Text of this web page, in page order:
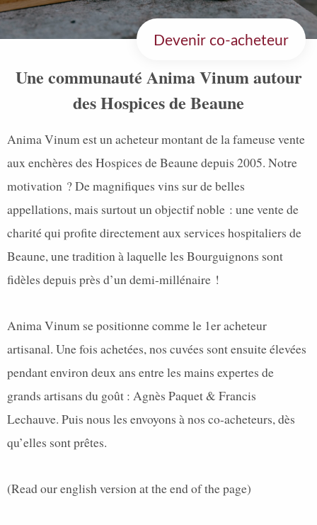
Devenir co-acheteur
Une communauté Anima Vinum autour
des Hospices de Beaune
Anima Vinum est un acheteur montant de la fameuse vente
aux enchères des Hospices de Beaune depuis 2005. Notre
motivation ? De magnifiques vins sur de belles
appellations, mais surtout un objectif noble : une vente de
charité qui profite directement aux services hospitaliers de
Beaune, une tradition à laquelle les Bourguignons sont
fidèles depuis près d’un demi-millénaire !
Anima Vinum se positionne comme le 1er acheteur
artisanal. Une fois achetées, nos cuvées sont ensuite élevées
pendant environ deux ans entre les mains expertes de
grands artisans du goût : Agnès Paquet & Francis
Lechauve. Puis nous les envoyons à nos co-acheteurs, dès
qu’elles sont prêtes.
(Read our english version at the end of the page)